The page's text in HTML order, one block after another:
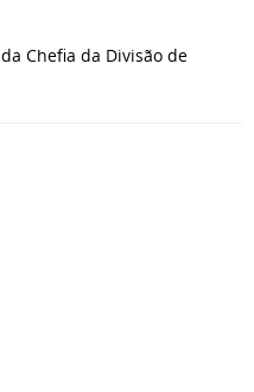
da Chefia da Divisão de